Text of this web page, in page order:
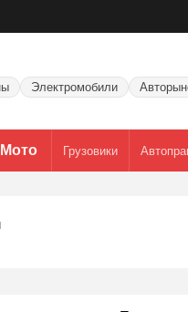
Электромобили
Мото Грузовики